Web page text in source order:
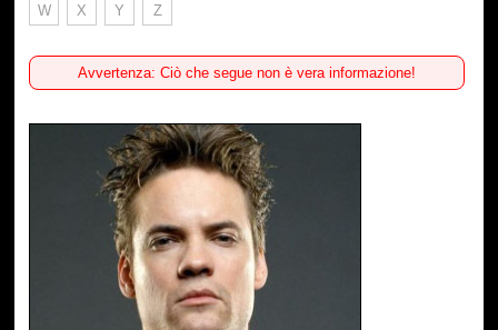
W X Y Z
Avvertenza: Ciò che segue non è vera informazione!